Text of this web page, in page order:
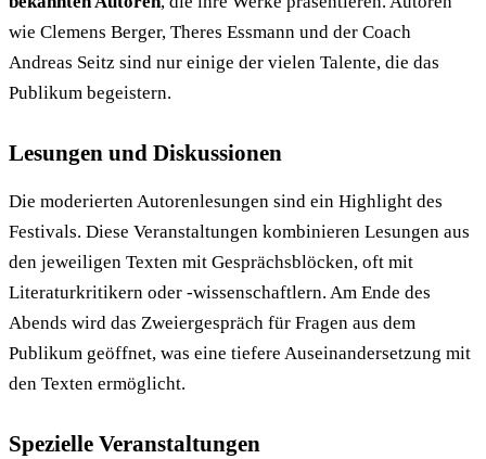
wie Clemens Berger, Theres Essmann und der Coach
Andreas Seitz sind nur einige der vielen Talente, die das
Publikum begeistern.
Lesungen und Diskussionen
Die moderierten Autorenlesungen sind ein Highlight des
Festivals. Diese Veranstaltungen kombinieren Lesungen aus
den jeweiligen Texten mit Gesprächsblöcken, oft mit
Literaturkritikern oder -wissenschaftlern. Am Ende des
Abends wird das Zweiergespräch für Fragen aus dem
Publikum geöffnet, was eine tiefere Auseinandersetzung mit
den Texten ermöglicht.
Spezielle Veranstaltungen